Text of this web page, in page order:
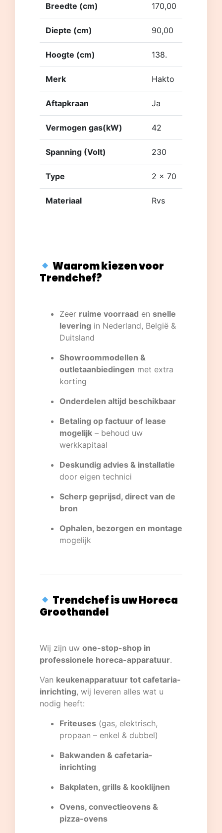
Breedte (cm) 170,00
Diepte (cm) 90,00
Hoogte (cm) 138.
Merk Hakto
Aftapkraan Ja
Vermogen gas(kW) 42
Spanning (Volt) 230
Type 2 x 70
Materiaal Rvs
Waarom kiezen voor
Trendchef?
Zeer ruime voorraad en snelle
levering in Nederland, België &
Duitsland
Showroommodellen &
outletaanbiedingen met extra
korting
Onderdelen altijd beschikbaar
Betaling op factuur of lease
mogelijk – behoud uw
werkkapitaal
Deskundig advies & installatie
door eigen technici
Scherp geprijsd, direct van de
bron
Ophalen, bezorgen en montage
mogelijk
Trendchef is uw Horeca
Groothandel
Wij zijn uw one-stop-shop in
professionele horeca-apparatuur.
Van keukenapparatuur tot cafetaria-
inrichting, wij leveren alles wat u
nodig heeft:
Friteuses (gas, elektrisch,
propaan – enkel & dubbel)
Bakwanden & cafetaria-
inrichting
Bakplaten, grills & kooklijnen
Ovens, convectieovens &
pizza-ovens